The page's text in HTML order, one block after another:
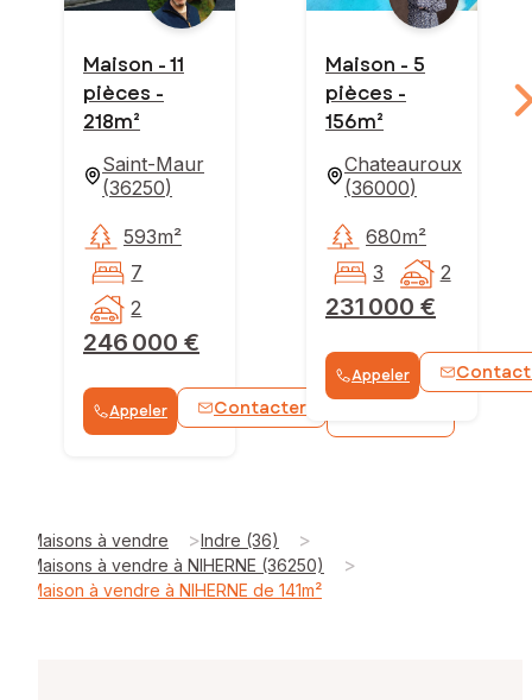
Maison - 11
pièces -
218m²
Saint-Maur
(36250)
246 000 €
593m²
7
2
Appeler Contacter
Maison - 5
pièces -
156m²
Chateauroux
(36000)
231 000 €
680m²
3
2
Appeler
Maisons à vendre >Indre (36) >
Maisons à vendre à NIHERNE (36250) >
Maison à vendre à NIHERNE de 141m²